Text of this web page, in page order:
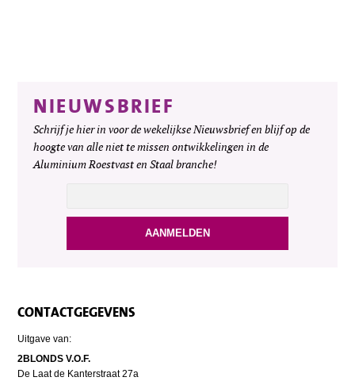
NIEUWSBRIEF
Schrijf je hier in voor de wekelijkse Nieuwsbrief en blijf op de
hoogte van alle niet te missen ontwikkelingen in de
Aluminium Roestvast en Staal branche!
CONTACTGEGEVENS
Uitgave van:
2BLONDS V.O.F.
De Laat de Kanterstraat 27a